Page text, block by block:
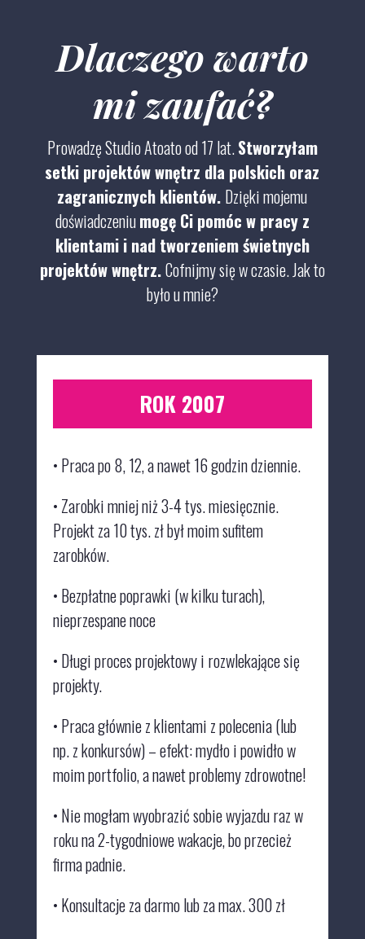
Dlaczego warto
mi zaufać?
Prowadzę Studio Atoato od 17 lat.Stworzyłam
setki projektów wnętrz dla polskich oraz
zagranicznych klientów. Dzięki mojemu
doświadczeniumogę Ci pomóc w pracy z
klientami i nad tworzeniem świetnych
projektów wnętrz.Cofnijmy się w czasie.Jak to
było u mnie?
ROK 2007
• Praca po 8, 12, a nawet 16 godzin dziennie.
• Zarobki mniej niż 3-4 tys. miesięcznie.
Projekt za 10 tys. zł był moim sufitem
zarobków.
• Bezpłatne poprawki (w kilku turach),
nieprzespane noce
• Długi proces projektowy i rozwlekające się
projekty.
• Pracagłównie z klientami z polecenia(lub
np. z konkursów) – efekt:mydło i powidło w
moim portfolio, a nawet problemy zdrowotne!
• Nie mogłam wyobrazić sobie wyjazdu raz w
roku na 2-tygodniowe wakacje, bo przecież
firma padnie.
• Konsultacje za darmolub za max. 300 zł